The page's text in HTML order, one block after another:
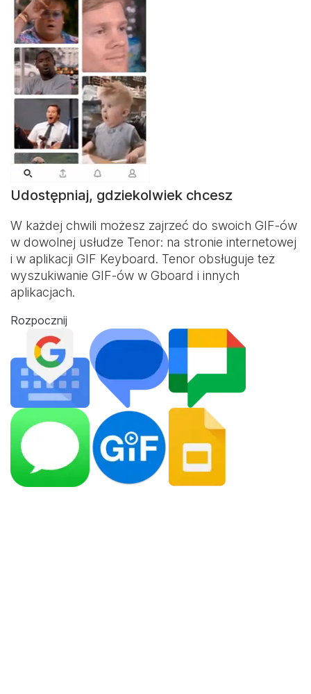
Udostępniaj, gdziekolwiek chcesz
W każdej chwili możesz zajrzeć do swoich GIF-ów
w dowolnej usłudze Tenor: na stronie internetowej
i w aplikacji GIF Keyboard. Tenor obsługuje też
wyszukiwanie GIF-ów w Gboard i innych
aplikacjach.
Rozpocznij